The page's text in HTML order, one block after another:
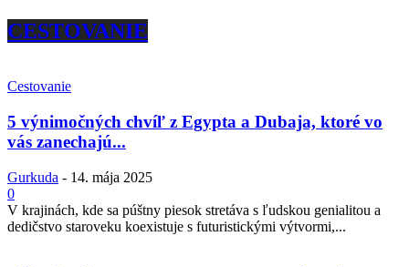
CESTOVANIE
Cestovanie
5 výnimočných chvíľ z Egypta a Dubaja, ktoré vo
vás zanechajú...
Gurkuda - 14. mája 2025
0
V krajinách, kde sa púštny piesok stretáva s ľudskou genialitou a
dedičstvo staroveku koexistuje s futuristickými výtvormi,...